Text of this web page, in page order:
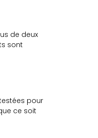
de deux
sont
pour
ce soit